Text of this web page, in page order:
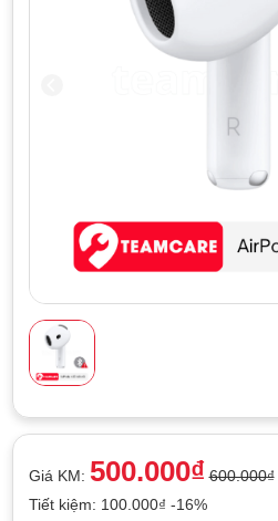
Giá KM: 500.000₫ 600.000₫
Tiết kiệm: 100.000₫ -16%